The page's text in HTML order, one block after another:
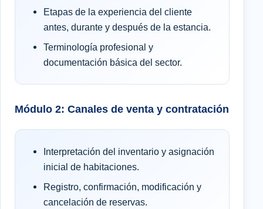
Etapas de la experiencia del cliente
antes, durante y después de la estancia.
Terminología profesional y
documentación básica del sector.
Módulo 2: Canales de venta y contratación
Interpretación del inventario y asignación
inicial de habitaciones.
Registro, confirmación, modificación y
cancelación de reservas.